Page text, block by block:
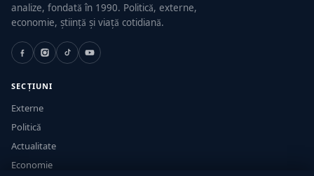
analize, fondată în 1990. Politică, externe,
economie, știință și viață cotidiană.
SECȚIUNI
Externe
Politică
Actualitate
Economie